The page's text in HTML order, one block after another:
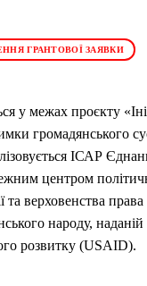
ГРАНТОВОЇ ЗАЯВКИ
у межах проєкту
громадянського
ІСАР
центром
та верховенства
народу,
розвитку (USAID).